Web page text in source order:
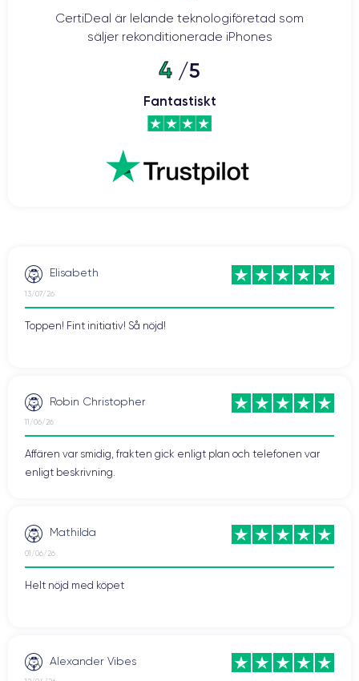
CertiDeal är lelande teknologiföretad som
säljer rekonditionerade iPhones
4 /5
Fantastiskt
Elisabeth
13/07/26
Toppen! Fint initiativ! Så nöjd!
Robin Christopher
11/06/26
Affären var smidig, frakten gick enligt plan och telefonen var
enligt beskrivning.
Mathilda
01/06/26
Helt nöjd med köpet
Alexander Vibes